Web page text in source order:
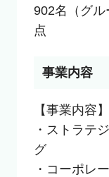
902名（グ
点
事業内容
【事業内容】
・ストラテ
グ
・コーポレ